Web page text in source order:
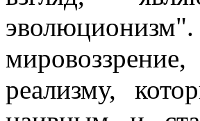
реализму,